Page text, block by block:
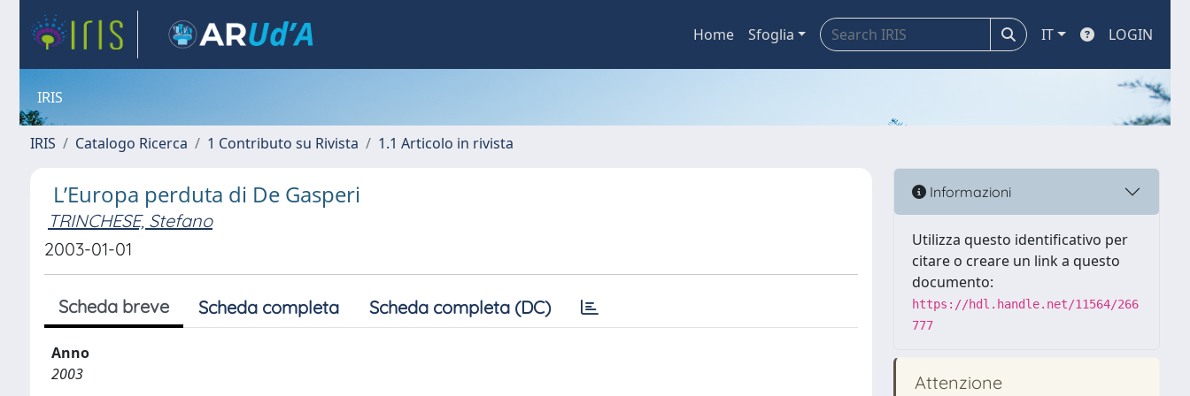
Home Sfoglia IT LOGIN
IRIS
IRIS Catalogo Ricerca 1 Contributo su Rivista 1.1 Articolo in rivista
L’Europa perduta di De Gasperi
TRINCHESE, Stefano
2003-01-01
Scheda breve Scheda completa Scheda completa (DC)
Anno
2003
Informazioni
Utilizza questo identificativo per
citare o creare un link a questo
documento:
https://hdl.handle.net/11564/266
777
Attenzione